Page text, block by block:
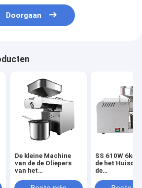
Doorgaan
De kleine Machine
van de de Oliepers
van het
2-3 Kg/u Capaciteits
SS 610W 6kg/
de het
de
de